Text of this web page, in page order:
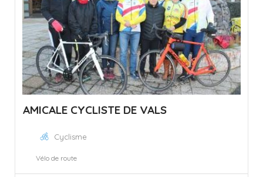
AMICALE CYCLISTE DE VALS
Cyclisme
Vélo de route